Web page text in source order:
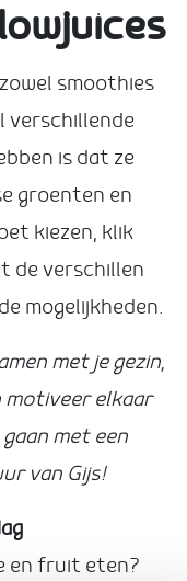
smoothies
verschillende
is dat ze
groenten en
kiezen, klik
de verschillen
mogelijkheden.
met je gezin,
motiveer elkaar
met een
van Gijs!
en fruit eten?